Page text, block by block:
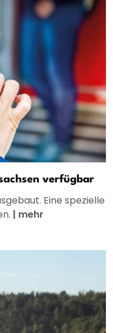
verfügbar
Eine spezielle
| mehr